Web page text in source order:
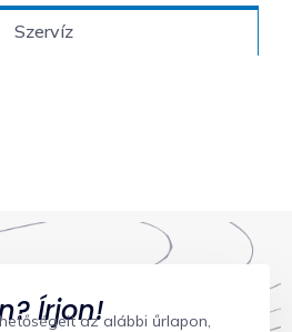
Szervíz
Írjon!az alábbi űrlapon,